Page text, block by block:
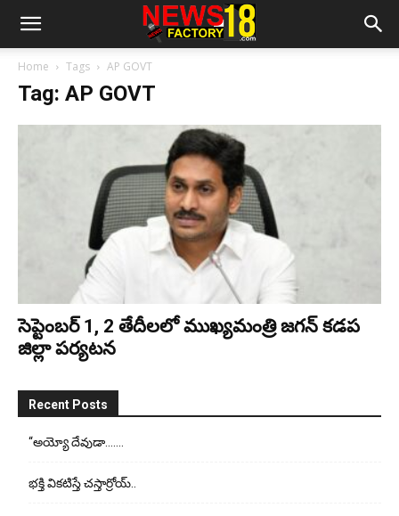
Home Tags AP GOVT
Tag: AP GOVT
సెప్టెంబర్ 1, 2 తేదీలలో ముఖ్యమంత్రి జగన్ కడప
జిల్లా పర్యటన
Recent Posts
“అయ్యో దేవుడా…….
భ‌క్తి విక‌టిస్తే చ‌స్తార్రోయ్‌..